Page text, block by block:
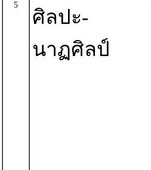
5
ศิลปะ-
นาฏศิลป์